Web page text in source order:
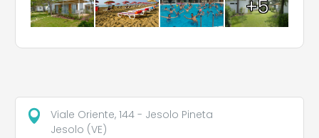
+5
Viale Oriente, 144 - Jesolo Pineta
Jesolo (VE)